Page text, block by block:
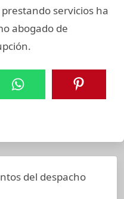
servicios ha
abogado de
del despacho